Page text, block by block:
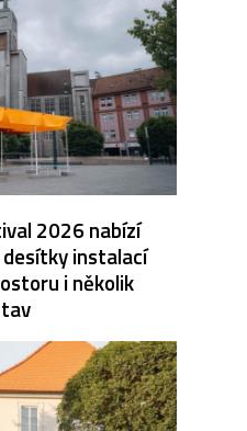
2026 nabízí
instalací
i několik